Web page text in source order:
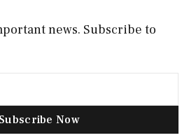
news. Subscribe to
Subscribe Now